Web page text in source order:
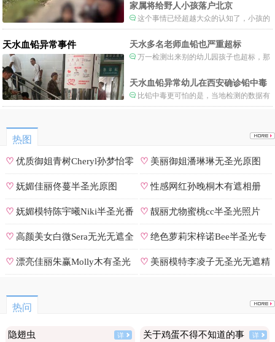
家属将给野人小孩落户北京
这个事情已经超越大众的认知了，小孩的
形体和状态已经畸形了，得尽快送医。
天水血铅异常事件 天水多名老师血铅也严重超标
万一检测出来别的幼儿园孩子也超标，那
天水血铅异常幼儿在西安确诊铅中毒
比铅中毒更可怕的是，当地检测的数据有
可能被造假。
热图
♡优质御姐青树Cheryl孙梦怡零
遮罩私拍
♡ 美丽御姐潘琳琳无圣光原图
♡妩媚佳丽佟蔓半圣光原图 ♡性感网红孙晚桐木有遮相册
♡妩媚模特陈宇曦Niki半圣光番
号
♡ 靓丽尤物蜜桃cc半圣光照片
♡高颜美女白微Sera无光无遮全
集
♡ 绝色萝莉宋梓诺Bee半圣光专
辑
♡漂亮佳丽朱赢Molly木有圣光 ♡ 美丽模特李凌子无圣光无遮精
热问
隐翅虫 详 关于鸡蛋不得不知道的事 详